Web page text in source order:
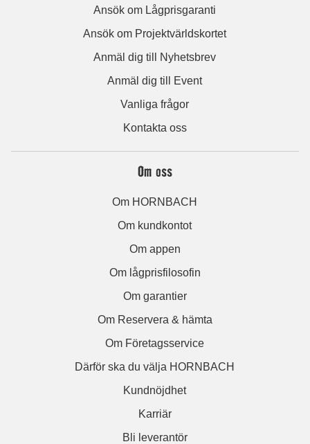
Ansök om Lågprisgaranti
Ansök om Projektvärldskortet
Anmäl dig till Nyhetsbrev
Anmäl dig till Event
Vanliga frågor
Kontakta oss
Om oss
Om HORNBACH
Om kundkontot
Om appen
Om lågprisfilosofin
Om garantier
Om Reservera & hämta
Om Företagsservice
Därför ska du välja HORNBACH
Kundnöjdhet
Karriär
Bli leverantör